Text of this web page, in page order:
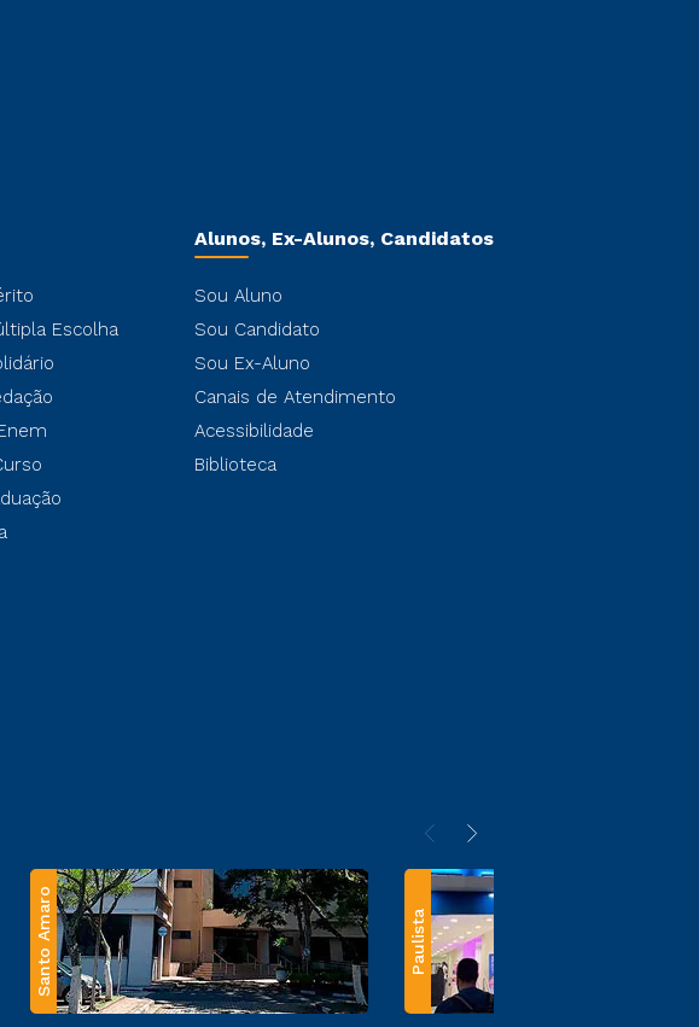
Escolha
Alunos, Ex-Alunos, Candidatos
Sou Aluno
Sou Candidato
Sou Ex-Aluno
Canais de Atendimento
Acessibilidade
Biblioteca
Santo Amaro Paulista